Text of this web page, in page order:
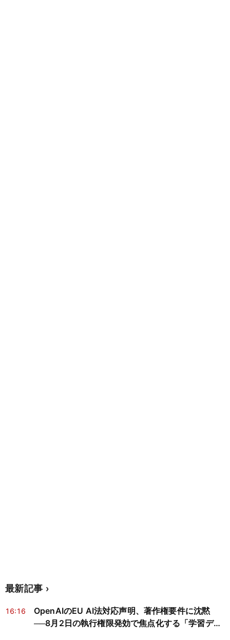
最新記事
16:16
OpenAIのEU AI法対応声明、著作権要件に沈黙
──8月2日の執行権限発効で焦点化する「学習デー